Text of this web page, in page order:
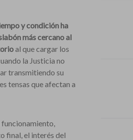
y condición ha
más cercano al
al que cargar los
la Justicia no
transmitiendo su
tensas que afectan a
funcionamiento,
final, el interés del